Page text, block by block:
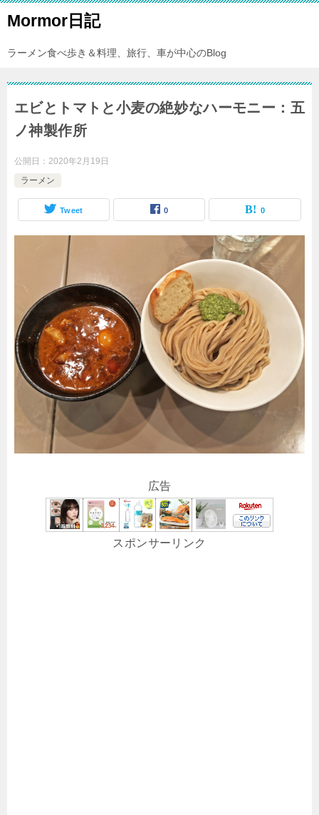
Mormor日記
ラーメン食べ歩き＆料理、旅行、車が中心のBlog
エビとトマトと小麦の絶妙なハーモニー：五
ノ神製作所
公開日： 2020年2月19日
ラーメン
Tweet 0 0
広告
スポンサーリンク